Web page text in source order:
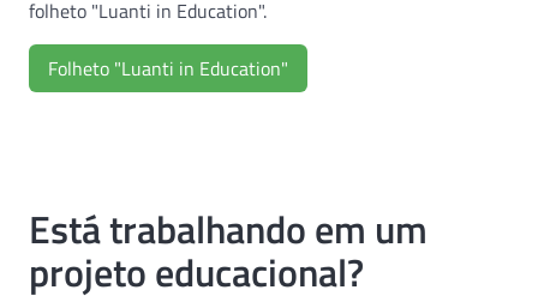
folheto "Luanti in Education".
Folheto "Luanti in Education"
Está trabalhando em um
projeto educacional?